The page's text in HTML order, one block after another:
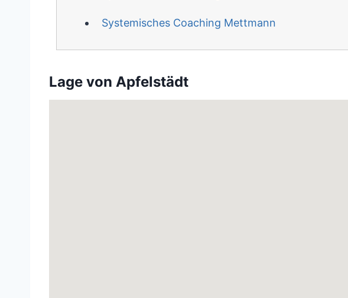
Systemisches Coaching Mettmann
Lage von Apfelstädt